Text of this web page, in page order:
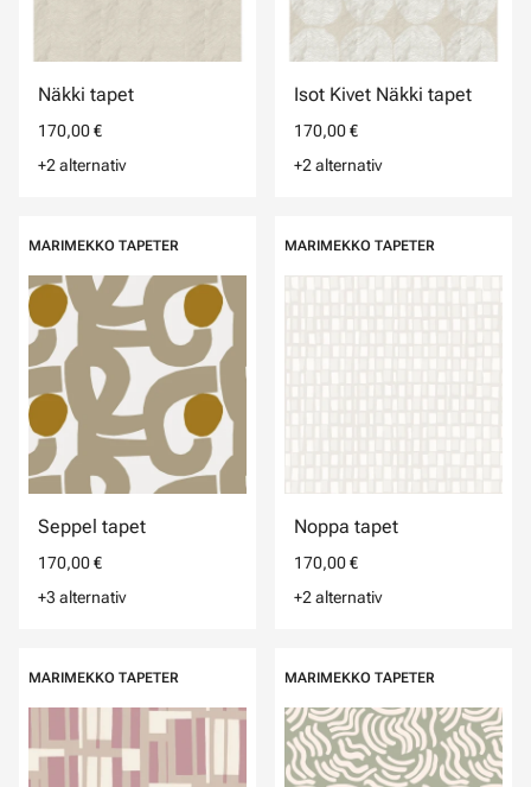
Näkki tapet
170,00 €
+2 alternativ
Isot Kivet Näkki tapet
170,00 €
+2 alternativ
MARIMEKKO TAPETER
Seppel tapet
170,00 €
+3 alternativ
MARIMEKKO TAPETER
Noppa tapet
170,00 €
+2 alternativ
MARIMEKKO TAPETER MARIMEKKO TAPETER